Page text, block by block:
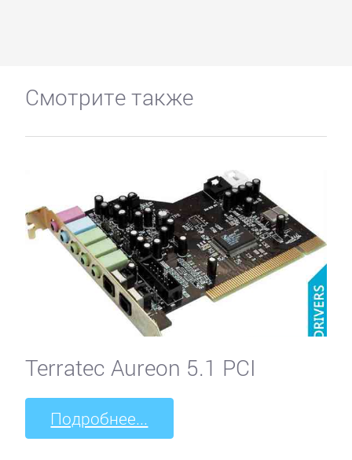
Смотрите также
Terratec Aureon 5.1 PCI
Подробнее...